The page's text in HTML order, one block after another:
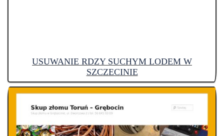
USUWANIE RDZY SUCHYM LODEM W
SZCZECINIE